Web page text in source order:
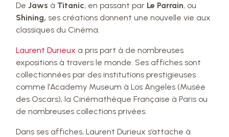
DeJaws à Titanic, en passant par Le Parrain, ou
Shining, ses créations donnent une nouvelle vie aux
classiques du Cinéma.
Laurent Durieux a pris part à de nombreuses
expositions à travers le monde. Ses affiches sont
collectionnées par des institutions prestigieuses
comme l’Academy Museum à Los Angeles (Musée
des Oscars), la Cinémathèque Française à Paris ou
de nombreuses collections privées.
Dans ses affiches, Laurent Durieux s’attache à